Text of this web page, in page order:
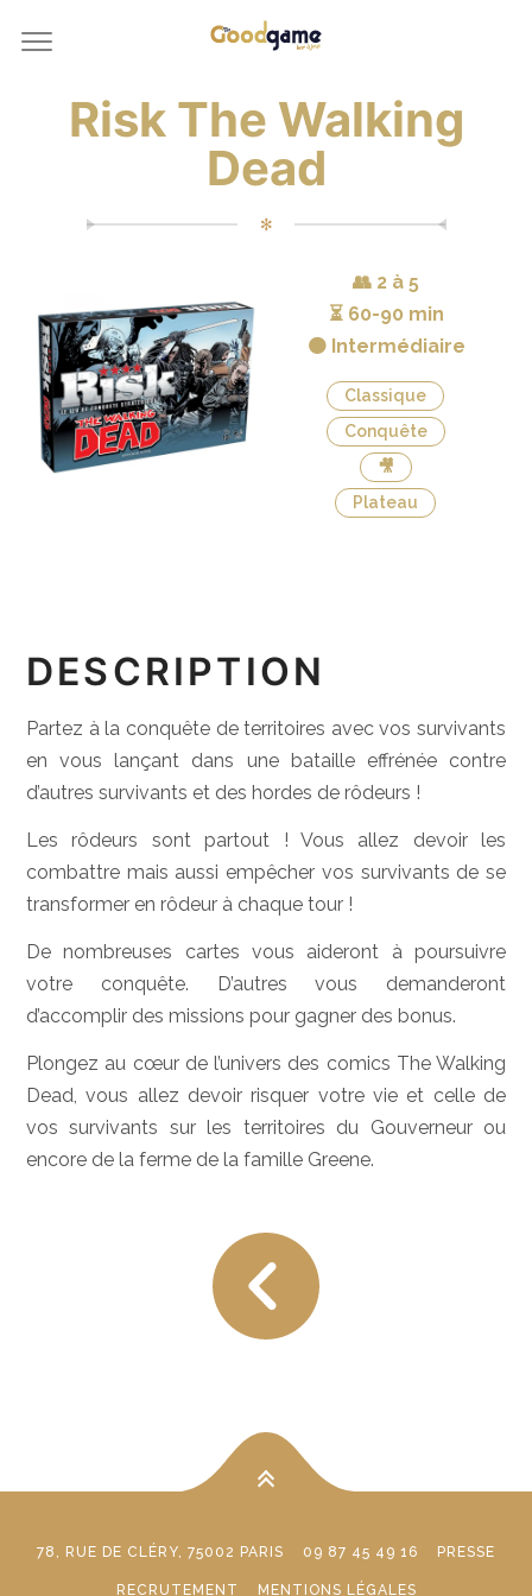
Risk The Walking
Dead
✻
👥 2 à 5
⏳ 60-90 min
🟠 Intermédiaire
Classique
Conquête
🎥
Plateau
DESCRIPTION
Partez à la conquête de territoires avec vos survivants
en vous lançant dans une bataille effrénée contre
d’autres survivants et des hordes de rôdeurs !
Les rôdeurs sont partout ! Vous allez devoir les
combattre mais aussi empêcher vos survivants de se
transformer en rôdeur à chaque tour !
De nombreuses cartes vous aideront à poursuivre
votre conquête. D’autres vous demanderont
d’accomplir des missions pour gagner des bonus.
Plongez au cœur de l’univers des comics The Walking
Dead, vous allez devoir risquer votre vie et celle de
vos survivants sur les territoires du Gouverneur ou
encore de la ferme de la famille Greene.
78, RUE DE CLÉRY, 75002 PARIS 09 87 45 49 16 PRESSE
RECRUTEMENT MENTIONS LÉGALES